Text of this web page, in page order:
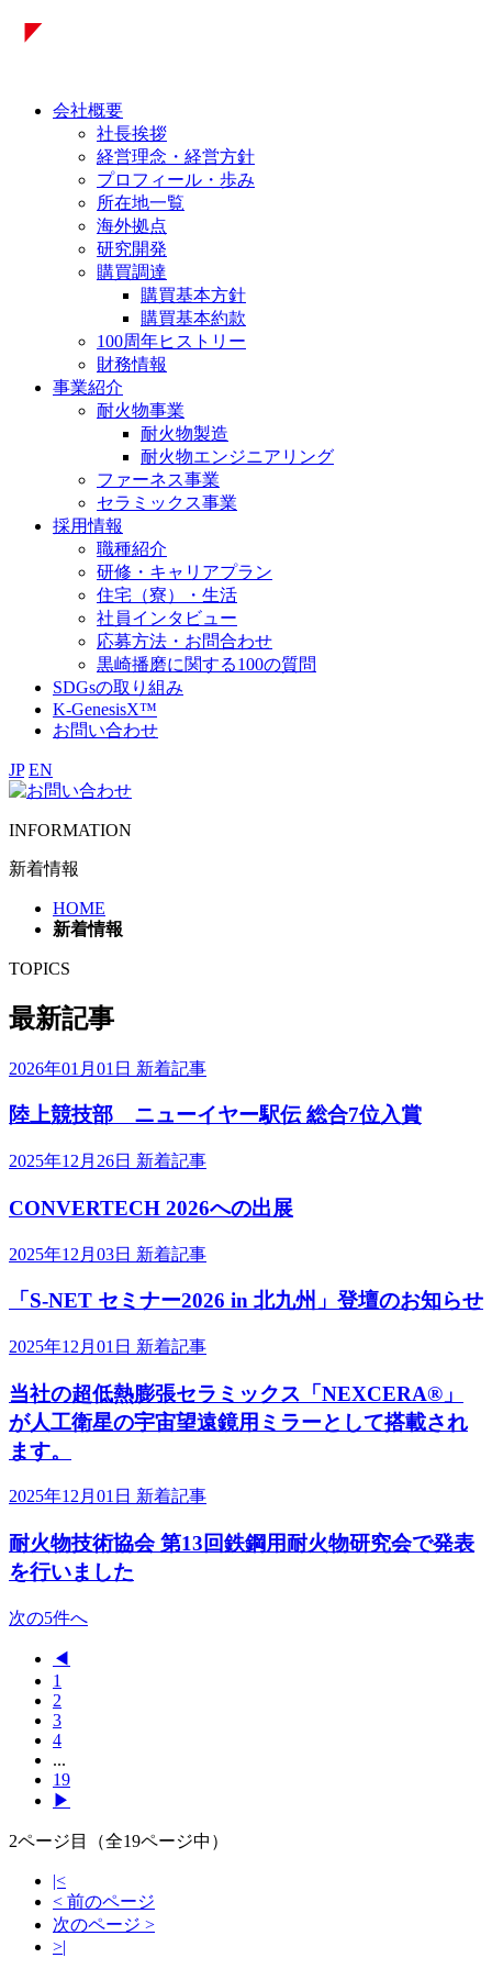
会社概要
社長挨拶
経営理念・経営方針
プロフィール・歩み
所在地一覧
海外拠点
研究開発
購買調達
購買基本方針
購買基本約款
100周年ヒストリー
財務情報
事業紹介
耐火物事業
耐火物製造
耐火物エンジニアリング
ファーネス事業
セラミックス事業
採用情報
職種紹介
研修・キャリアプラン
住宅（寮）・生活
社員インタビュー
応募方法・お問合わせ
黒崎播磨に関する100の質問
SDGsの取り組み
K-GenesisX™
お問い合わせ
JP EN
INFORMATION
新着情報
HOME
新着情報
TOPICS
最新記事
2026年01月01日 新着記事
陸上競技部 ニューイヤー駅伝 総合7位入賞
2025年12月26日 新着記事
CONVERTECH 2026への出展
2025年12月03日 新着記事
「S-NET セミナー2026 in 北九州」登壇のお知らせ
2025年12月01日 新着記事
当社の超低熱膨張セラミックス「NEXCERA®」
が人工衛星の宇宙望遠鏡用ミラーとして搭載され
ます。
2025年12月01日 新着記事
耐火物技術協会 第13回鉄鋼用耐火物研究会で発表
を行いました
次の5件へ
◀
1
2
3
4
...
19
▶
2ページ目（全19ページ中）
|<
< 前のページ
次のページ >
>|